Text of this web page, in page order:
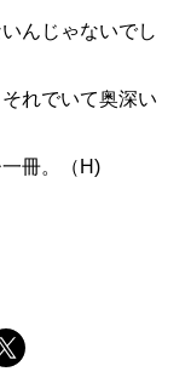
んじゃないでし
れでいて奥深い
冊。（H)